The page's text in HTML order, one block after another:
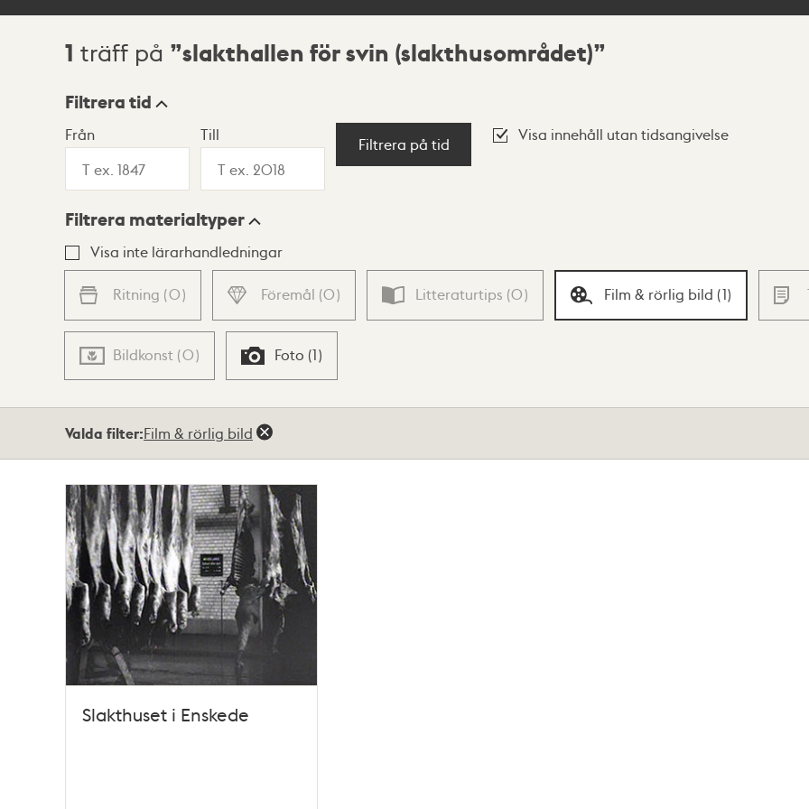
Sökresultat
1 träff på slakthallen för svin (slakthusområdet)
Visningsläge
Lista Karta
Filtrera tid
Från Till
Filtrera på tid
Visa innehåll utan tidsangivelse
Filtrera materialtyper
Visa inte lärarhandledningar
Ritning (0) Föremål (0) Litteraturtips (0) Film & rörlig bild (1)
Bildkonst (0) Foto (1)
Valda filter:Film & rörlig bild
Slakthuset i Enskede